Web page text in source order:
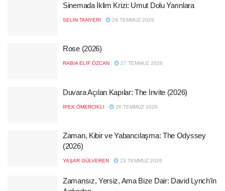
Sinemada İklim Krizi: Umut Dolu Yarınlara
SELIN TANYERI 29 TEMMUZ 2026
Rose (2026)
RABIA ELIF ÖZCAN 27 TEMMUZ 2026
Duvara Açılan Kapılar: The Invite (2026)
İPEK ÖMERCIKLI 26 TEMMUZ 2026
Zaman, Kibir ve Yabancılaşma: The Odyssey
(2026)
YAŞAR GÜLVEREN 23 TEMMUZ 2026
Zamansız, Yersiz, Ama Bize Dair: David Lynch’in